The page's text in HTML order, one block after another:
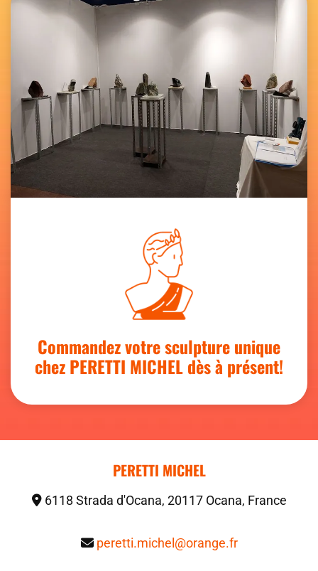
Commandez votre sculpture unique
chez PERETTI MICHEL dès à présent!
PERETTI MICHEL
6118 Strada d'Ocana, 20117 Ocana, France
 peretti.michel@orange.fr